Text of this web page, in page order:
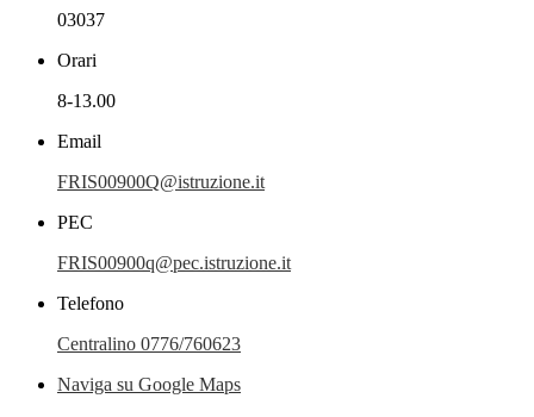
03037
Orari
8-13.00
Email
FRIS00900Q@istruzione.it
PEC
FRIS00900q@pec.istruzione.it
Telefono
Centralino 0776/760623
Naviga su Google Maps